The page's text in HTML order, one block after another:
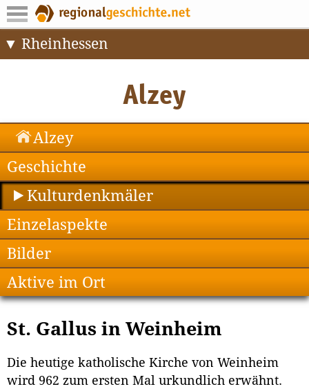
Rheinhessen
Alzey
Geschichte
Kulturdenkmäler
Einzelaspekte
Bilder
Aktive im Ort
St. Gallus in Weinheim
Die heutige katholische Kirche von Weinheim
wird 962 zum ersten Mal urkundlich erwähnt.